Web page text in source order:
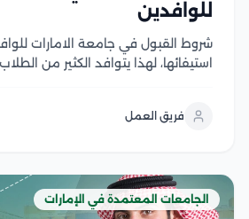
للوافدين
شروط القبول في جامعة الامارات
استيفائها، لهذا يتوافد الكثير من
في بيئة العمل بعد التخرج يضمن
فريق العمل
الجامعات المعتمدة في الإمارات